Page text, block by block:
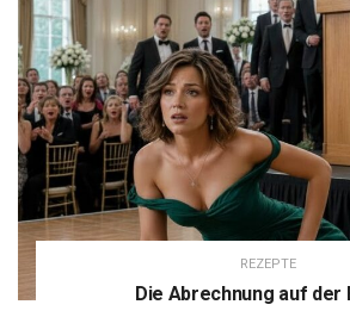
REZEPTE
Die Abrechnung auf der